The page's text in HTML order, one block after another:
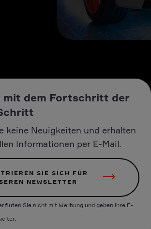
mit dem Fortschritt der
keine Neuigkeiten und erhalten
Informationen per E-Mail.
SIE SICH FÜR
NEWSLETTER
Sie nicht mit Werbung und geben Ihre E-